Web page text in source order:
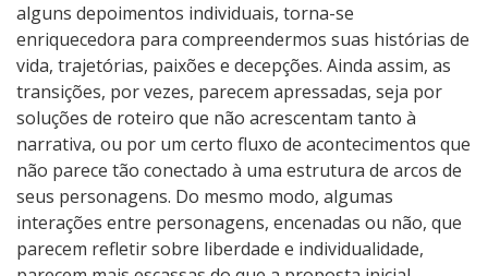
alguns depoimentos individuais, torna-se
enriquecedora para compreendermos suas histórias de
vida, trajetórias, paixões e decepções. Ainda assim, as
transições, por vezes, parecem apressadas, seja por
soluções de roteiro que não acrescentam tanto à
narrativa, ou por um certo fluxo de acontecimentos que
não parece tão conectado à uma estrutura de arcos de
seus personagens. Do mesmo modo, algumas
interações entre personagens, encenadas ou não, que
parecem refletir sobre liberdade e individualidade,